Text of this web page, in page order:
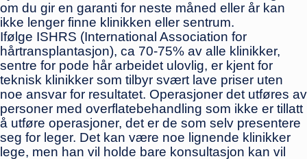
om du gir en garanti for neste måned eller år kan
ikke lenger finne klinikken eller sentrum.
Ifølge ISHRS (International Association for
hårtransplantasjon), ca 70-75% av alle klinikker,
sentre for pode hår arbeidet ulovlig, er kjent for
teknisk klinikker som tilbyr svært lave priser uten
noe ansvar for resultatet. Operasjoner det utføres av
personer med overflatebehandling som ikke er tillatt
å utføre operasjoner, det er de som selv presentere
seg for leger. Det kan være noe lignende klinikker
lege, men han vil holde bare konsultasjon kan vil